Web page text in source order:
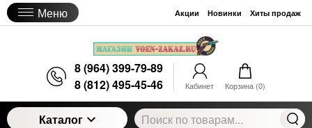
Меню Акции Новинки Хиты продаж
8 (964) 399-79-89
8 (812) 495-45-46
Кабинет Корзина (0)
Каталог